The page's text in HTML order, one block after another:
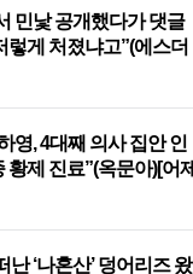
민낯 공개했다가 댓글
렇게 처졌냐고”(에스더
영, 4대째 의사 집안 인
황제 진료”(옥문아)[어제
난 ‘나혼산’ 덩어리즈 왔